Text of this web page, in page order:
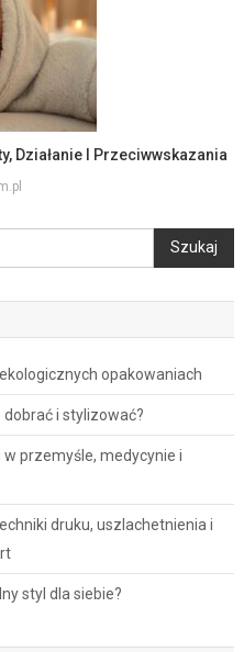
Działanie I Przeciwwskazania
Szukaj
opakowaniach
dobrać i stylizować?
przemyśle, medycynie i
druku, uszlachetnienia i
styl dla siebie?